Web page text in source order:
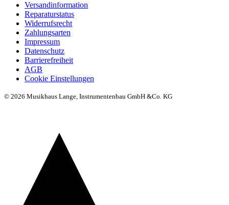
Versandinformation
Reparaturstatus
Widerrufsrecht
Zahlungsarten
Impressum
Datenschutz
Barrierefreiheit
AGB
Cookie Einstellungen
© 2026 Musikhaus Lange, Instrumentenbau GmbH &Co. KG